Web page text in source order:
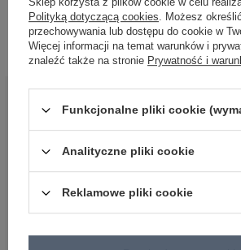
Czarny komplet dzianinowy
Zaloguj się i zobacz cenę
OBSŁUGA KLIENTA
Polityką dotyczącą cookies. Możesz
przechowywania lub dostępu do cookie w
Więcej informacji na temat warunków i
znaleźć także na stronie Prywatność i
Funkcjonalne pliki cookie
Analityczne pliki cookie
Reklamowe pliki cookie